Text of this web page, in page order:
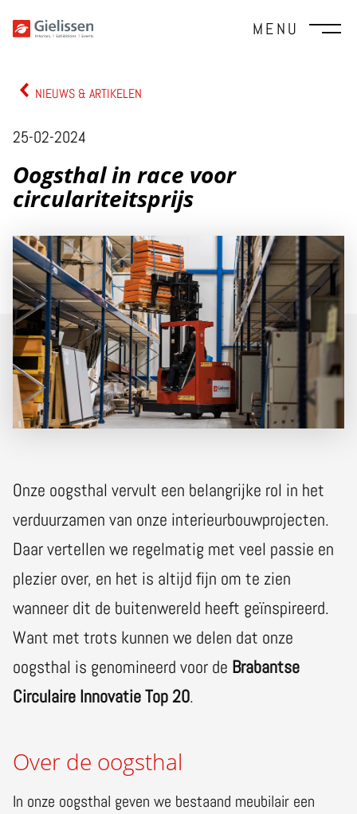
MENU
NIEUWS & ARTIKELEN
25-02-2024
Oogsthal in race voor
circulariteitsprijs
Onze oogsthal vervult een belangrijke rol in het
verduurzamen van onze interieurbouwprojecten.
Daar vertellen we regelmatig met veel passie en
plezier over, en het is altijd fijn om te zien
wanneer dit de buitenwereld heeft geïnspireerd.
Want met trots kunnen we delen dat onze
oogsthal is genomineerd voor de Brabantse
Circulaire Innovatie Top 20.
Over de oogsthal
In onze oogsthal geven we bestaand meubilair een